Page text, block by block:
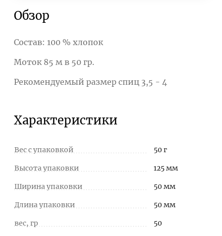
Обзор
Состав: 100 % хлопок
Моток 85 м в 50 гр.
Рекомендуемый размер спиц 3,5 - 4
Характеристики
Вес с упаковкой 50 г
Высота упаковки 125 мм
Ширина упаковки 50 мм
Длина упаковки 50 мм
вес, гр 50